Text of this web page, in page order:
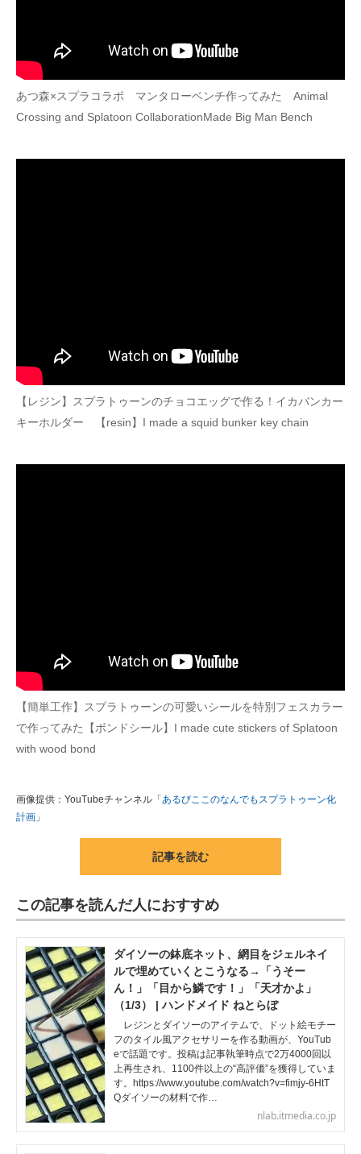
あつ森×スプラコラボ マンタローベンチ作ってみた Animal
Crossing and Splatoon CollaborationMade Big Man Bench
【レジン】スプラトゥーンのチョコエッグで作る！イカバンカー
キーホルダー 【resin】I made a squid bunker key chain
【簡単工作】スプラトゥーンの可愛いシールを特別フェスカラー
で作ってみた【ボンドシール】I made cute stickers of Splatoon
with wood bond
画像提供：YouTubeチャンネル「 あるびここのなんでもスプラトゥーン化
計画 」
記事を読む
この記事を読んだ人におすすめ
ダイソーの鉢底ネット、網目をジェルネイ
ルで埋めていくとこうなる→「うそー
ん！」「目から鱗です！」「天才かよ」
（1/3） | ハンドメイド ねとらぼ
レジンとダイソーのアイテムで、ドット絵モチー
フのタイル風アクセサリーを作る動画が、YouTub
eで話題です。投稿は記事執筆時点で2万4000回以
上再生され、1100件以上の“高評価”を獲得していま
す。https://www.youtube.com/watch?v=fimjy-6HtT
Qダイソーの材料で作…
nlab.itmedia.co.jp